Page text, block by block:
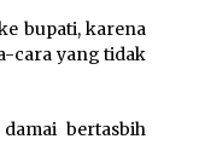
bupati, karena
cara yang tidak
bertasbih